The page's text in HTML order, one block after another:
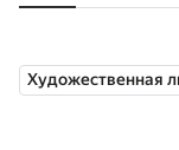
Художественная